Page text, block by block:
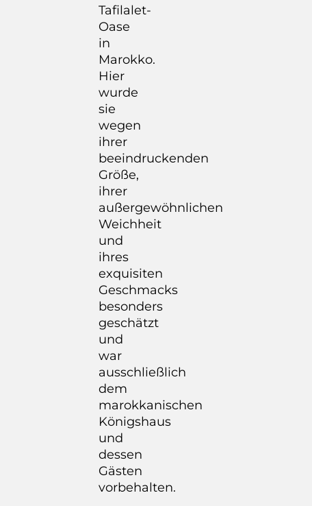
Tafilalet-
Oase
in
Marokko.
Hier
wurde
sie
wegen
ihrer
beeindruckenden
Größe,
ihrer
außergewöhnlichen
Weichheit
und
ihres
exquisiten
Geschmacks
besonders
geschätzt
und
war
ausschließlich
dem
marokkanischen
Königshaus
und
dessen
Gästen
vorbehalten.